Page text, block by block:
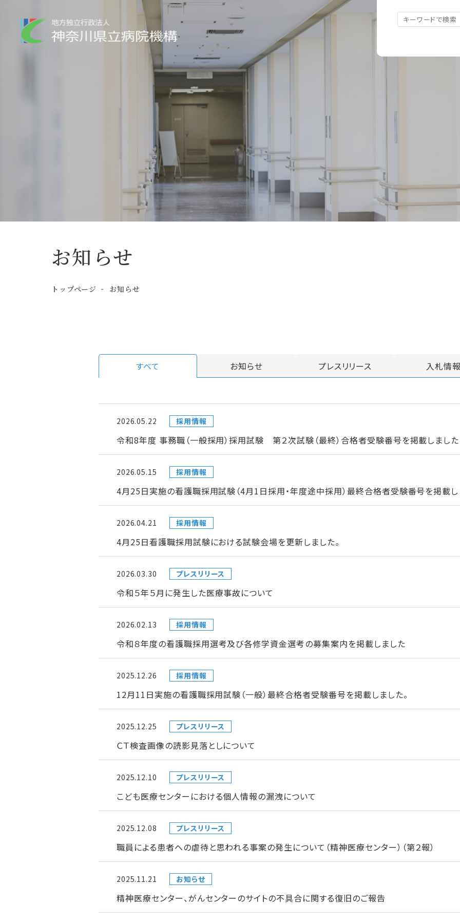
お知らせ
トップページ お知らせ
すべて お知らせ プレスリリース 入札情
2026.05.22 採用情報
令和8年度 事務職（一般採用）採用試験 第２次試験（最終）合格者受験番号を掲載しまし
2026.05.15 採用情報
4月25日実施の看護職採用試験（4月1日採用・年度途中採用）最終合格者受験番号を掲載
2026.04.21 採用情報
4月25日看護職採用試験における試験会場を更新しました。
2026.03.30 プレスリリース
令和５年５月に発生した医療事故について
2026.02.13 採用情報
令和８年度の看護職採用選考及び各修学資金選考の募集案内を掲載しました
2025.12.26 採用情報
12月11日実施の看護職採用試験（一般）最終合格者受験番号を掲載しました。
2025.12.25 プレスリリース
ＣＴ検査画像の読影見落としについて
2025.12.10 プレスリリース
こども医療センターにおける個人情報の漏洩について
2025.12.08 プレスリリース
職員による患者への虐待と思われる事案の発生について（精神医療センター）（第２報）
2025.11.21 お知らせ
精神医療センター、がんセンターのサイトの不具合に関する復旧のご報告